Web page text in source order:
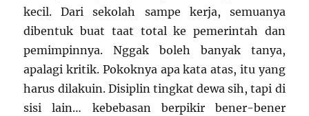
kecil. Dari sekolah sampe kerja, semuanya
dibentuk buat taat total ke pemerintah dan
pemimpinnya. Nggak boleh banyak tanya,
apalagi kritik. Pokoknya apa kata atas, itu yang
harus dilakuin. Disiplin tingkat dewa sih, tapi di
sisi lain… kebebasan berpikir bener-bener